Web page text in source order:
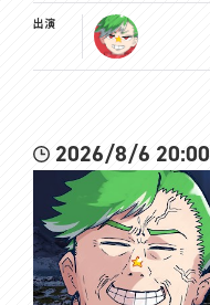
出演
2026/8/6 20:00